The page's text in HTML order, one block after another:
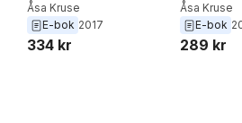
återgång efter
stressrelate
Åsa Kruse
E-bok 2017
334 kr
och
Åsa Kruse
E-bok
289 kr